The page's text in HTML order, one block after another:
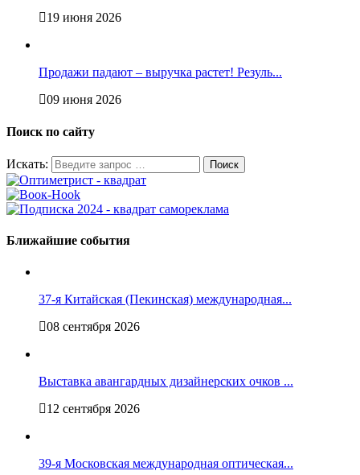
19 июня 2026
Продажи падают – выручка растет! Резуль...
09 июня 2026
Поиск по сайту
Искать:
Ближайшие события
37-я Китайская (Пекинская) международная...
08 сентября 2026
Выставка авангардных дизайнерских очков ...
12 сентября 2026
39-я Московская международная оптическая...